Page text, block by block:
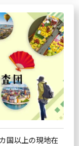
国以上の現地在